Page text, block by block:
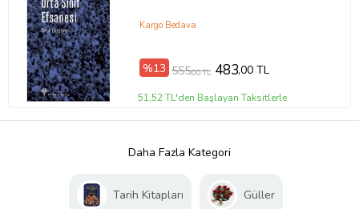
Kargo Bedava
%13 555,00 TL 483,00 TL
51,52 TL'den Başlayan Taksitlerle
Daha Fazla Kategori
Tarih Kitapları Güller